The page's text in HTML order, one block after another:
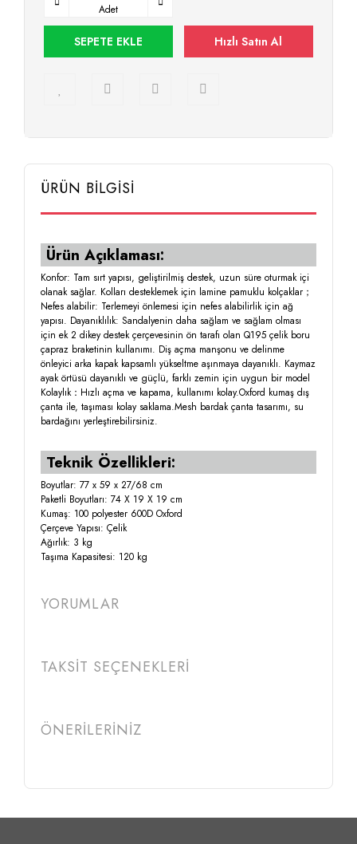
Adet
SEPETE EKLE Hızlı Satın Al
ÜRÜN BİLGİSİ
Ürün Açıklaması:
Konfor: Tam sırt yapısı, geliştirilmiş destek, uzun süre oturmak içi
olanak sağlar. Kolları desteklemek için lamine pamuklu kolçaklar；
Nefes alabilir: Terlemeyi önlemesi için nefes alabilirlik için ağ
yapısı. Dayanıklılık: Sandalyenin daha sağlam ve sağlam olması
için ek 2 dikey destek çerçevesinin ön tarafı olan Q195 çelik boru
çapraz braketinin kullanımı. Diş açma manşonu ve delinme
önleyici arka kapak kapsamlı yükseltme aşınmaya dayanıklı. Kaymaz
ayak örtüsü dayanıklı ve güçlü, farklı zemin için uygun bir model
Kolaylık：Hızlı açma ve kapama, kullanımı kolay.Oxford kumaş dış
çanta ile, taşıması kolay saklama.Mesh bardak çanta tasarımı, su
bardağını yerleştirebilirsiniz.
Teknik Özellikleri:
Boyutlar: 77 x 59 x 27/68 cm
Paketli Boyutları: 74 X 19 X 19 cm
Kumaş: 100 polyester 600D Oxford
Çerçeve Yapısı: Çelik
Ağırlık: 3 kg
Taşıma Kapasitesi: 120 kg
YORUMLAR
TAKSİT SEÇENEKLERİ
ÖNERİLERİNİZ